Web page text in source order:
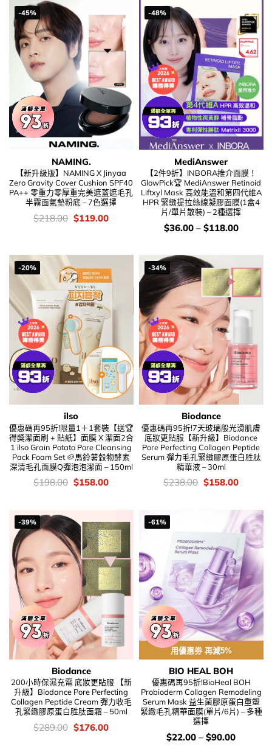
-45%
NAMING.
【新升級版】NAMING X Jinyaa
Zero Gravity Cover Cushion SPF40
PA++ 零重力零厚重完美遮蓋遮毛孔
半霧面氣墊粉底 – 7色選擇
價
錢：
$218.00 Original
price
$119.00Current
-48%
MediAnswer
【2件9折】INBORA推介面膜！
GlowPick🏆 MediAnswer Retinoid
Liftxyl Mask 高效能溫和第四代維A
HPR 緊緻提拉絲線凝膠面膜(1盒4
片/單片散裝) – 2種選擇
價
錢：
$36.00– $118.00
-20%
ilso
優惠碼再95折!限量1＋1套裝【送🏆
得奬潔面刷 + 貼紙】面膜 X 潔面2合
1 ilso Grain Potato Pore Cleansing
Pack Foam Set 🥔馬鈴薯穀物酵素
深清毛孔面膜Q彈泡泡潔面 – 150ml
價
錢：
$198.00 Original
price
$158.00Current
-34%
Biodance
優惠碼再95折!7天玻璃般光滑肌膚
底妝更貼服【新升級】Biodance
Pore Perfecting Collagen Peptide
Serum 彈力毛孔緊緻膠原蛋白胜肽
精華液 – 30ml
價
錢：
$238.00 Original
price
$238.00.
$158.00Current
-39%
Biodance
200小時保濕充電 底妝更貼服 【新
升級】Biodance Pore Perfecting
Collagen Peptide Cream 彈力收毛
孔緊緻膠原蛋白胜肽面霜 – 50ml
價
錢：
$289.00 Original
price
$176.00Current
-61%
用優惠劵 再減5%
BIO HEAL BOH
優惠碼再95折!BioHeal BOH
Probioderm Collagen Remodeling
Serum Mask 益生菌膠原蛋白重塑
緊緻毛孔精華面膜(單片/6片) – 多種
選擇
價
錢：
$22.00 – $90.00